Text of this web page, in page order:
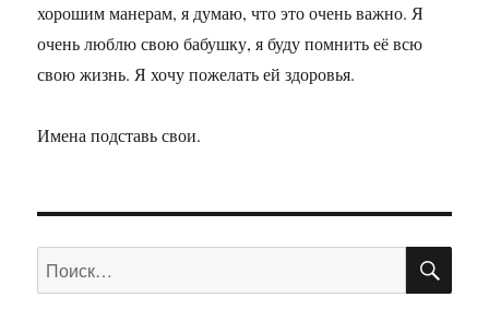
хорошим манерам, я думаю, что это очень важно. Я
очень люблю свою бабушку, я буду помнить её всю
свою жизнь. Я хочу пожелать ей здоровья.
Имена подставь свои.
Искать: